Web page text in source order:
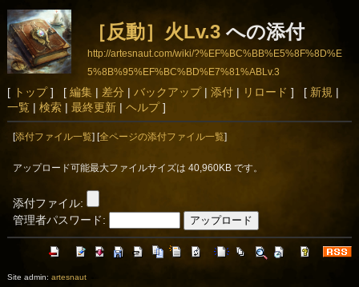
［反動］火Lv.3への添付
http://artesnaut.com/wiki/?%EF%BC%BB%E5%8F%8D%E
5%8B%95%EF%BC%BD%E7%81%ABLv.3
[ トップ] [ 編集| 差分 | バックアップ| 添付| リロード ] [ 新規 |
一覧| 検索| 最終更新| ヘルプ]
[添付ファイル一覧 ] [全ページの添付ファイル一覧
アップロード可能最大ファイルサイズは 40,960KB です。
添付ファイル:
管理者パスワード:
Site admin: artesnaut